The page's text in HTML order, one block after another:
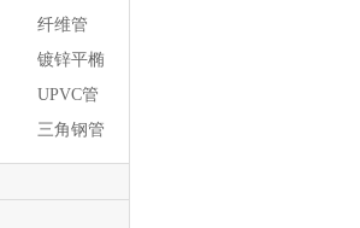
纤维管
镀锌平椭
圆管
UPVC管
三角钢管